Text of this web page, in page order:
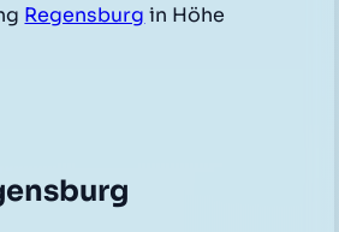
Regensburg in Höhe